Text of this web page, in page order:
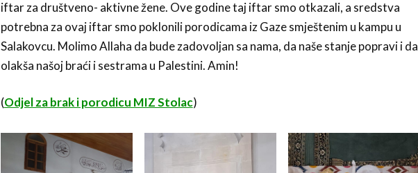
iftar za društveno- aktivne žene. Ove godine taj iftar smo otkazali, a sredstva
potrebna za ovaj iftar smo poklonili porodicama iz Gaze smještenim u kampu u
Salakovcu. Molimo Allaha da bude zadovoljan sa nama, da naše stanje popravi i da
olakša našoj braći i sestrama u Palestini. Amin!
(Odjel za brak i porodicu MIZ Stolac)